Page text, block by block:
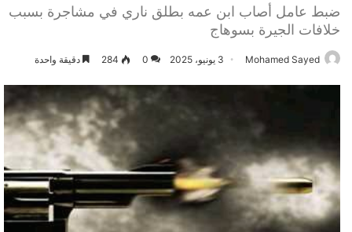
ضبط عامل أصاب ابن عمه بطلق ناري في مشاجرة بسبب
خلافات الجيرة بسوهاج
Mohamed Sayed 3 يونيو، 2025 0
284 دقيقة واحدة